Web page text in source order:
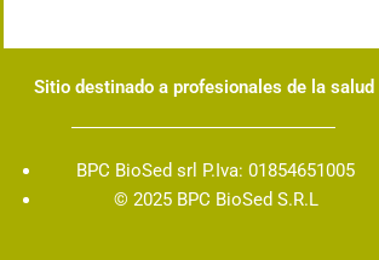
Sitio destinado a profesionales de la salud
BPC BioSed srl P.Iva: 01854651005
© 2025 BPC BioSed S.R.L